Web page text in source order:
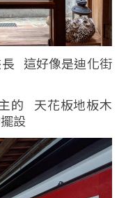
這好像是迪化街
的 天花板地板木
設